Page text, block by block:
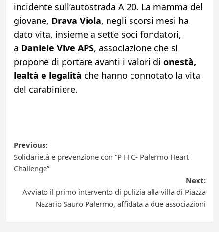
incidente sull’autostrada A 20. La mamma del
giovane, Drava Viola, negli scorsi mesi ha
dato vita, insieme a sette soci fondatori,
a Daniele Vive APS, associazione che si
propone di portare avanti i valori di onestà,
lealtà e legalità che hanno connotato la vita
del carabiniere.
Post
navigation
Previous:
Solidarietà e prevenzione con “P H C- Palermo Heart
Challenge”
Next:
Avviato il primo intervento di pulizia alla villa di Piazza
Nazario Sauro Palermo, affidata a due associazioni